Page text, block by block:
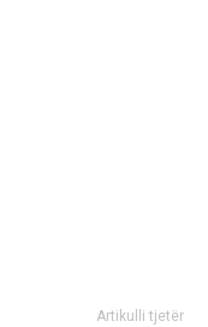
Artikulli tjetër